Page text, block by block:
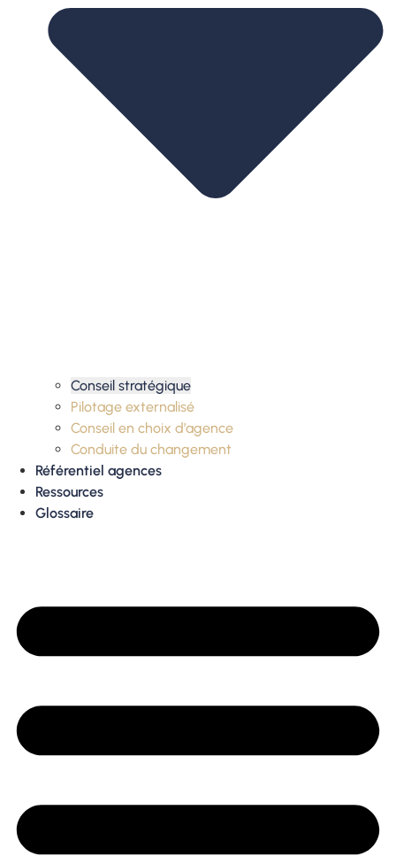
Conseil stratégique
Pilotage externalisé
Conseil en choix d’agence
Conduite du changement
Référentiel agences
Ressources
Glossaire